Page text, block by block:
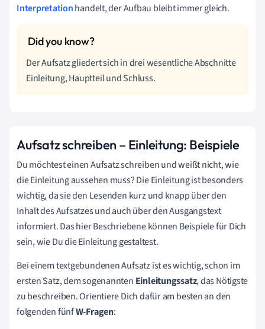
Interpretationhandelt, der Aufbau bleibt immer gleich.
Der Aufsatz gliedert sich in drei wesentliche Abschnitte
Einleitung, Hauptteil und Schluss.
Aufsatz schreiben – Einleitung: Beispiele
Du möchtest einen Aufsatz schreiben und weißt nicht, wie
die Einleitung aussehen muss? Die Einleitung ist besonders
wichtig, da sie den Lesenden kurz und knapp über den
Inhalt des Aufsatzes und auch über den Ausgangstext
informiert. Das hier Beschriebene können Beispiele für Dich
sein, wie Du die Einleitung gestaltest.
Bei einem textgebundenen Aufsatz ist es wichtig, schon im
ersten Satz, dem sogenannten Einleitungssatz, das Nötigste
zu beschreiben. Orientiere Dich dafür am besten an den
folgenden fünfW-Fragen: